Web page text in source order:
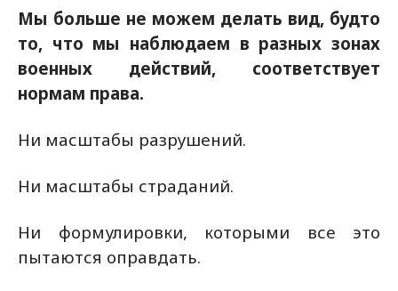
Мы больше не можем делать вид, будто
то, что мы наблюдаем в разных зонах
военных действий, соответствует
нормам права.
Ни масштабы разрушений.
Ни масштабы страданий.
Ни формулировки, которыми все это
пытаются оправдать.